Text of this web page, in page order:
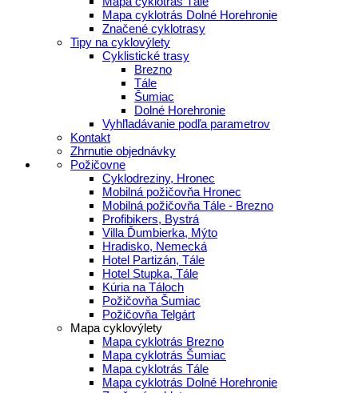
Mapa cyklotrás Dolné Horehronie
Značené cyklotrasy
Tipy na cyklovýlety
Cyklistické trasy
Brezno
Tále
Šumiac
Dolné Horehronie
Vyhľladávanie podľa parametrov
Kontakt
Zhrnutie objednávky
Požičovne
Cyklodreziny, Hronec
Mobilná požičovňa Hronec
Mobilná požičovňa Tále - Brezno
Profibikers, Bystrá
Villa Ďumbierka, Mýto
Hradisko, Nemecká
Hotel Partizán, Tále
Hotel Stupka, Tále
Kúria na Táloch
Požičovňa Šumiac
Požičovňa Telgárt
Mapa cyklovýlety
Mapa cyklotrás Brezno
Mapa cyklotrás Šumiac
Mapa cyklotrás Tále
Mapa cyklotrás Dolné Horehronie